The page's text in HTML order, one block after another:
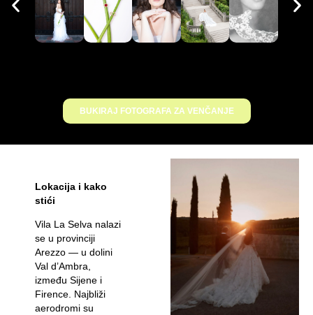
BUKIRAJ FOTOGRAFA ZA VENČANJE
Lokacija i kako
stići
Vila La Selva nalazi
se u provinciji
Arezzo — u dolini
Val d’Ambra,
između Sijene i
Firence. Najbliži
aerodromi su